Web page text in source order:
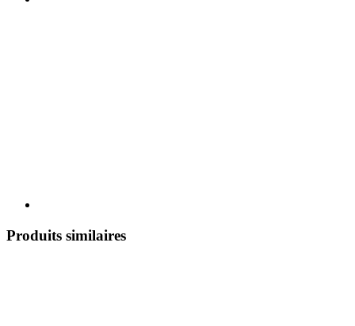
Produits similaires